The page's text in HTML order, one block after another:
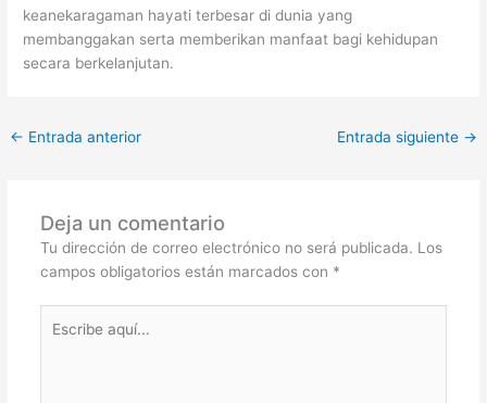
keanekaragaman hayati terbesar di dunia yang
membanggakan serta memberikan manfaat bagi kehidupan
secara berkelanjutan.
← Entrada anterior Entrada siguiente →
Deja un comentario
Tu dirección de correo electrónico no será publicada. Los
campos obligatorios están marcados con *
aquí...